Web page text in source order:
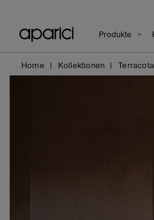
Produkte
Home Kollektionen Terracota